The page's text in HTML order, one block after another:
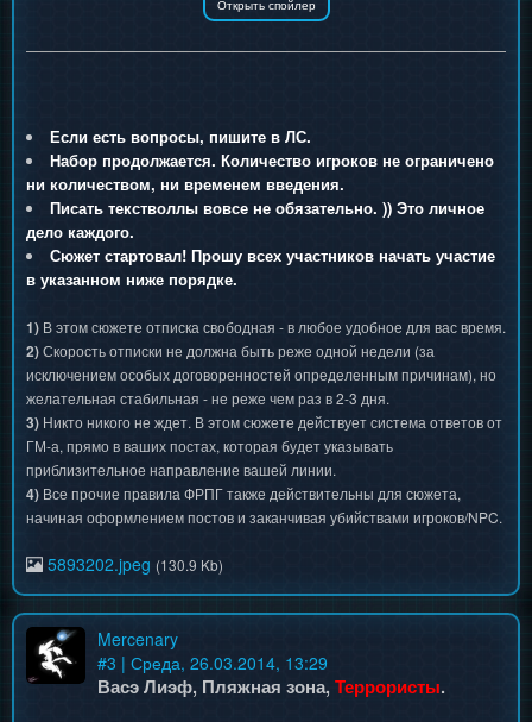
Если есть вопросы, пишите в ЛС.
Набор продолжается. Количество игроков не ограничено
ни количеством, ни временем введения.
Писать текстволлы вовсе не обязательно. )) Это личное
дело каждого.
Сюжет стартовал! Прошу всех участников начать участие
в указанном ниже порядке.
1) В этом сюжете отписка свободная - в любое удобное для вас время.
2)Скорость отписки не должна быть реже одной недели (за
исключением особых договоренностей определенным причинам), но
желательная стабильная - не реже чем раз в 2-3 дня.
3) Никто никого не ждет. В этом сюжете действует система ответов от
ГМ-а, прямо в ваших постах, которая будет указывать
приблизительное направление вашей линии.
4) Все прочие правила ФРПГ также действительны для сюжета,
начиная оформлением постов и заканчивая убийствами игроков/NPC.
5893202.jpeg (130.9 Kb)
Mercenary
#3 | Среда, 26.03.2014, 13:29
Васэ Лиэф, Пляжная зона, Террористы.